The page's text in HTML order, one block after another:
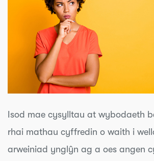
Isod mae cysylltau at wybodaeth
rhai mathau cyffredin o waith i
arweiniad ynglŷn ag a oes angen